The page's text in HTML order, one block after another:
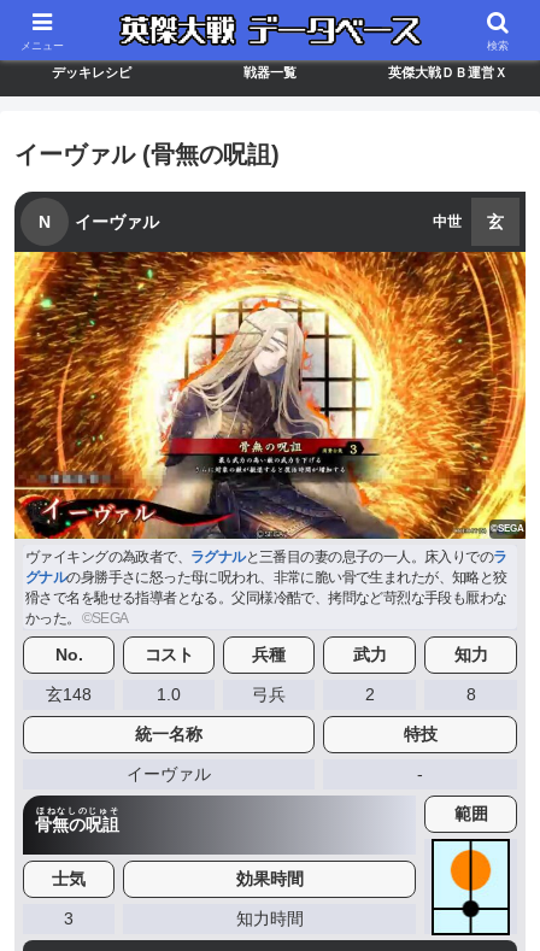
最新バージョン情報 武将ランキング カードリスト
デッキレシピ 戦器一覧 英傑大戦ＤＢ運営Ｘ
イーヴァル (骨無の呪詛)
N イーヴァル 中世 玄
ヴァイキングの為政者で、 ラグナルと三番目の妻の息子の一人。床入りでのラ
グナルの身勝手さに怒った母に呪われ、非常に脆い骨で生まれたが、知略と狡
猾さで名を馳せる指導者となる。父同様冷酷で、拷問など苛烈な手段も厭わな
かった。
No. コスト 兵種 武力 知力
玄148 1.0 弓兵 2 8
統一名称 特技
イーヴァル -
骨無の呪詛
ほねなしのじゅそ 範囲
士気 効果時間
3 知力時間
メニュー 検索